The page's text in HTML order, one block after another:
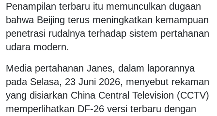
Penampilan terbaru itu memunculkan dugaan
bahwa Beijing terus meningkatkan kemampuan
penetrasi rudalnya terhadap sistem pertahanan
udara modern.
Media pertahanan Janes, dalam laporannya
pada Selasa, 23 Juni 2026, menyebut rekaman
yang disiarkan China Central Television (CCTV)
memperlihatkan DF-26 versi terbaru dengan